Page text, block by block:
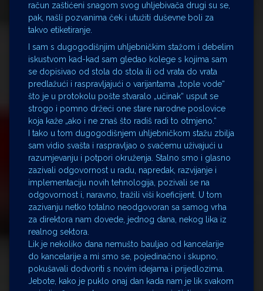
račun zaštićeni snagom svog uhljebivača drugi su se,
pak, našli pozvanima ček i utužiti duševne boli za
takvo etiketiranje.
I sam s dugogodišnjim uhljebničkim stažom i debelim
iskustvom kad-kad sam gledao kolege s kojima sam
se dopisivao od stola do stola ili od vrata do vrata
predlažući i raspravljajući o varijantama „tople vode“
što je u protokolu pošte stvaralo „učinak“ usput se
strogo i pomno držeći one stare narodne poslovice
koja kaže „ako i ne znaš što radiš radi to otmjeno.“
I tako u tom dugogodišnjem uhljebničkom stažu zbilja
sam vidio svašta i raspravljao o svačemu uživajući u
razumjevanju i potpori okruženja. Stalno smo i glasno
zazivali odgovornost u radu, napredak, razvijanje i
implementaciju novih tehnologija, pozivali se na
odgovornost i, naravno, tražili viši koeficijent. U tom
zazivanju netko totalno neodgovoran sa samog vrha
za direktora nam dovede, jednog dana, nekog lika iz
realnog sektora.
Lik je nekoliko dana nemušto bauljao od kancelarije
do kancelarije a mi smo se, pojedinačno i skupno,
pokušavali dodvoriti s novim idejama i prijedlozima.
Jebote, kako je puklo onaj dan kada nam je lik svakom